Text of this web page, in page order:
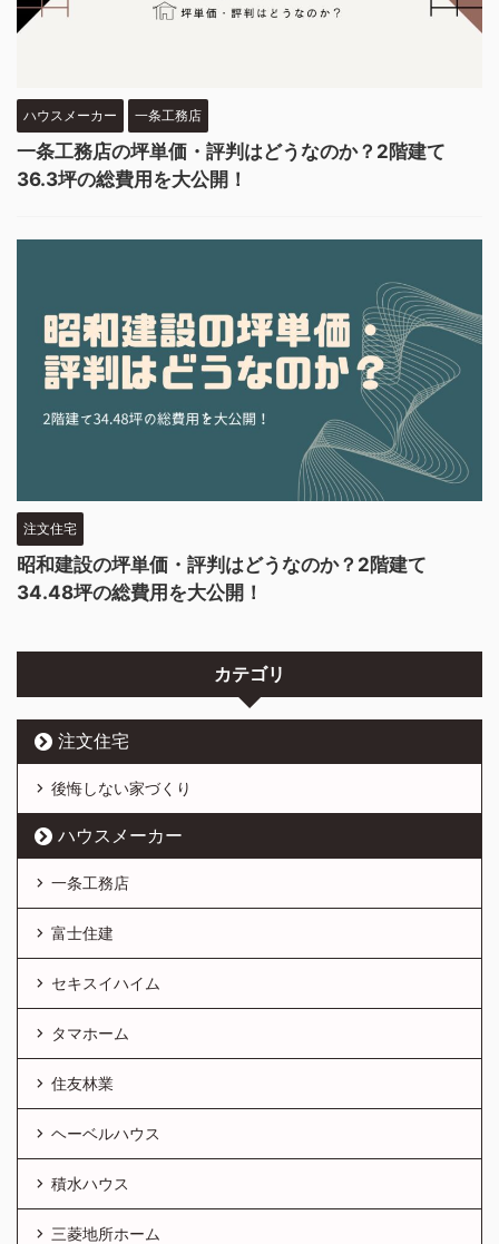
ハウスメーカー 一条工務店
一条工務店の坪単価・評判はどうなのか？2階建て
36.3坪の総費用を大公開！
注文住宅
昭和建設の坪単価・評判はどうなのか？2階建て
34.48坪の総費用を大公開！
カテゴリ
注文住宅
後悔しない家づくり
ハウスメーカー
一条工務店
富士住建
セキスイハイム
タマホーム
住友林業
ヘーベルハウス
積水ハウス
三菱地所ホーム